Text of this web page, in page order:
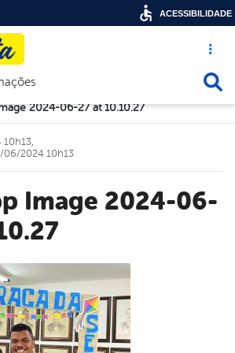
Acesso
de navegação
2024-06-27 at 10.10.27
06/2024 10h13
ACESSIBILIDADE